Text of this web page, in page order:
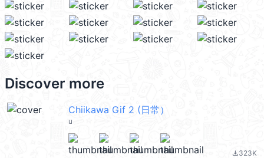
Discover more
Chiikawa Gif 2 (日常）
u
file_download323K